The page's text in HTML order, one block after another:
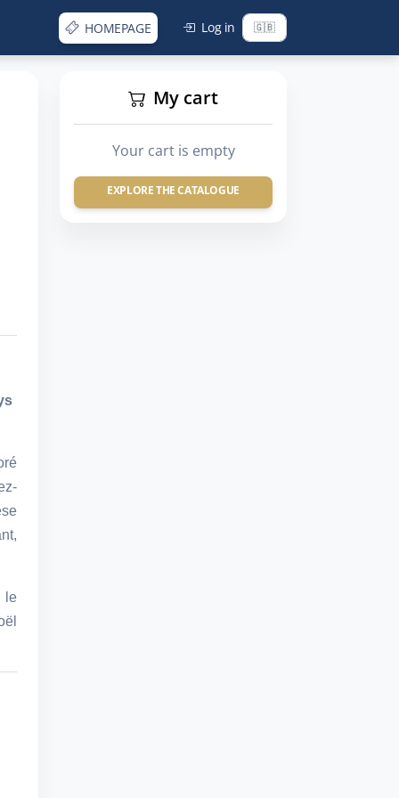
HOMEPAGE Log in
le
My cart
Your cart is empty
EXPLORE THE CATALOGUE